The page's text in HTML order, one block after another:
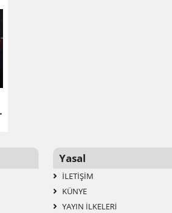
Yasal
İLETIŞIM
KÜNYE
YAYIN İLKELERI